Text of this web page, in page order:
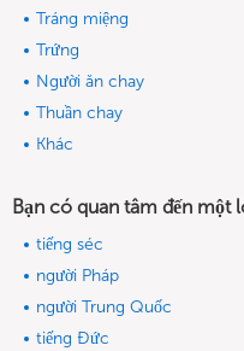
Tráng miệng
Trứng
Người ăn chay
Thuần chay
Khác
Bạn có quan tâm đến một
tiếng séc
người Pháp
người Trung Quốc
tiếng Đức